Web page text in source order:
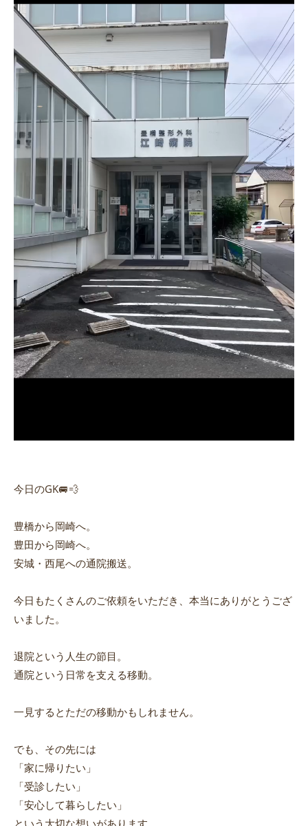
今日のGK🚐💨
豊橋から岡崎へ。
豊田から岡崎へ。
安城・西尾への通院搬送。
今日もたくさんのご依頼をいただき、本当にありがとうござ
いました。
退院という人生の節目。
通院という日常を支える移動。
一見するとただの移動かもしれません。
でも、その先には
「家に帰りたい」
「受診したい」
「安心して暮らしたい」